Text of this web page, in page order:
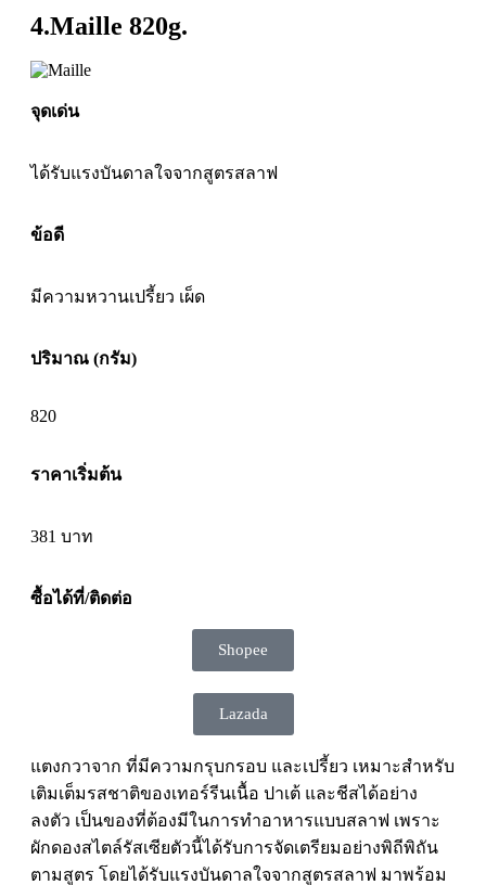
4.Maille 820g.
จุดเด่น
ได้รับแรงบันดาลใจจากสูตรสลาฟ
ข้อดี
มีความหวานเปรี้ยว เผ็ด
ปริมาณ (กรัม)
820
ราคาเริ่มต้น
381 บาท
ซื้อได้ที่/ติดต่อ
Shopee
Lazada
แตงกวาจาก ที่มีความกรุบกรอบ และเปรี้ยว เหมาะสำหรับ
เติมเต็มรสชาติของเทอร์รีนเนื้อ ปาเต้ และชีสได้อย่าง
ลงตัว เป็นของที่ต้องมีในการทำอาหารแบบสลาฟ เพราะ
ผักดองสไตล์รัสเซียตัวนี้ได้รับการจัดเตรียมอย่างพิถีพิถัน
ตามสูตร โดยได้รับแรงบันดาลใจจากสูตรสลาฟ มาพร้อม